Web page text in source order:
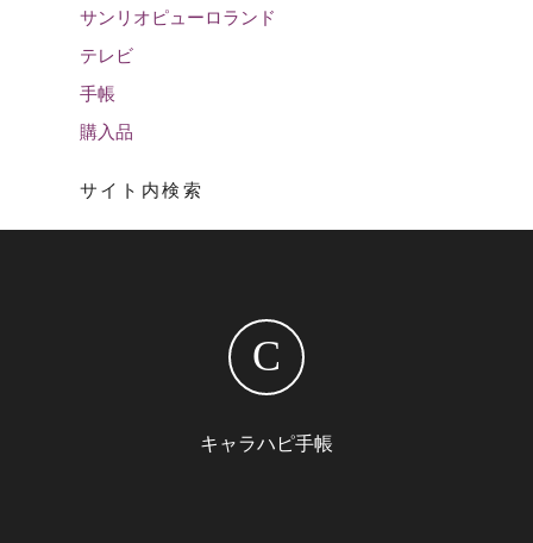
サンリオピューロランド
テレビ
手帳
購入品
サイト内検索
C
キャラハピ手帳